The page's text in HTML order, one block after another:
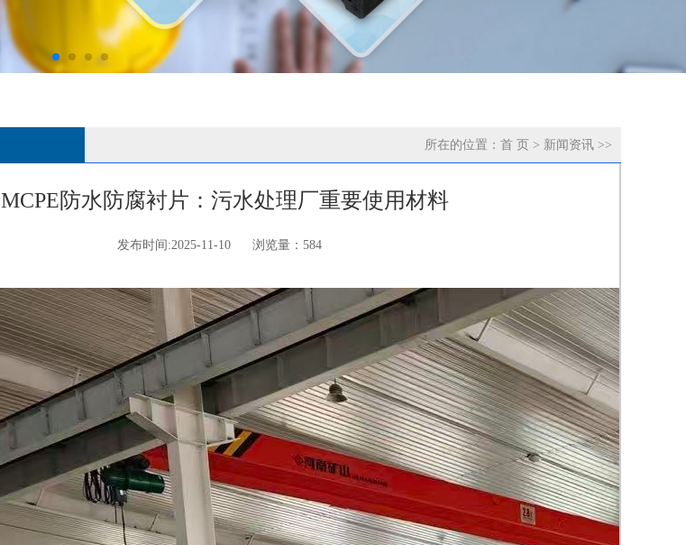
所在的位置： 首 页 > 新闻资讯 >>
MCPE防水防腐衬片：污水处理厂重要使用材料
发布时间:2025-11-10 浏览量：584